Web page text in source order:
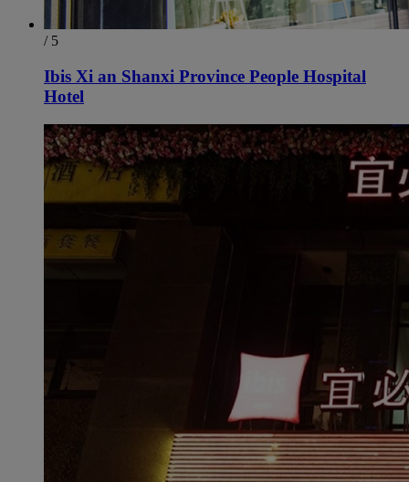
/ 5
Ibis Xi an Shanxi Province People Hospital
Hotel